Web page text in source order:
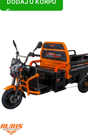
DODAJ U KORPU